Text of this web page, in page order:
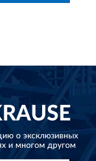
о эксклюзивных
и многом другом